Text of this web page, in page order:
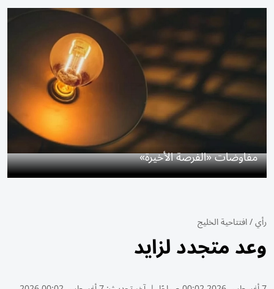
مفاوضات «الفرصة الأخيرة»
رأي/افتتاحية الخليج
وعد متجدد لزايد